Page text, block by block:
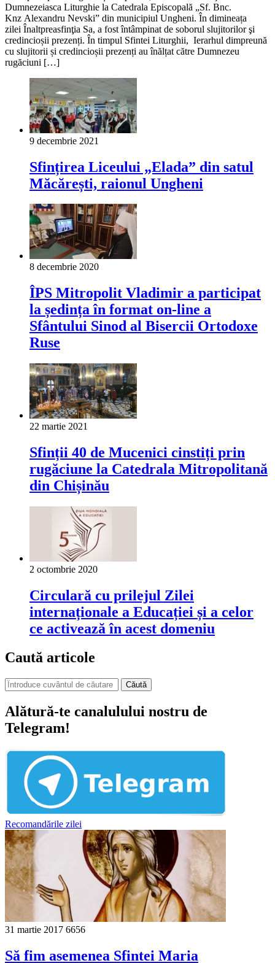
Dumnezeiasca Liturghie la Catedrala Episcopală „Sf. Bnc.
Knz Alexandru Nevski” din municipiul Ungheni. În dimineața
zilei Înaltpreasfinţia Sa, a fost întâmpinat de soborul slujitorilor şi
credincioșii prezenți. În timpul Sfintei Liturghii, Ierarhul dimpreună
cu slujitorii și credincioșii prezenți au înălțat către Dumnezeu
rugăciuni […]
9 decembrie 2021
Sfințirea Liceului „Elada” din satul
Măcărești, raionul Ungheni
8 decembrie 2020
ÎPS Mitropolit Vladimir a participat
la ședința în format on-line a
Sfântului Sinod al Bisercii Ortodoxe
Ruse
22 martie 2021
Sfinții 40 de Mucenici cinstiți prin
rugăciune la Catedrala Mitropolitană
din Chișinău
2 octombrie 2020
Circulară cu prilejul Zilei
internaționale a Educației și a celor
ce activează în acest domeniu
Caută articole
Căută
Alătură-te canalulului nostru de
Telegram!
Recomandările zilei
31 martie 2017 6656
Să fim asemenea Sfintei Maria